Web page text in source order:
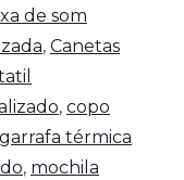
de som
, Canetas
, copo
garrafa térmica
, mochila